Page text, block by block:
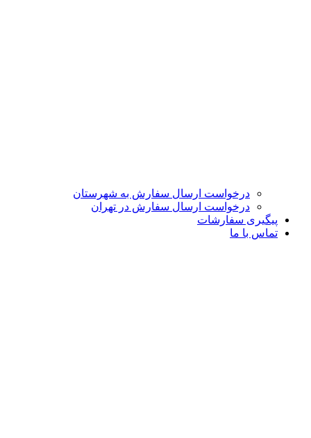
درخواست ارسال سفارش به شهرستان
درخواست ارسال سفارش در تهران
پیگیری سفارشات
تماس با ما